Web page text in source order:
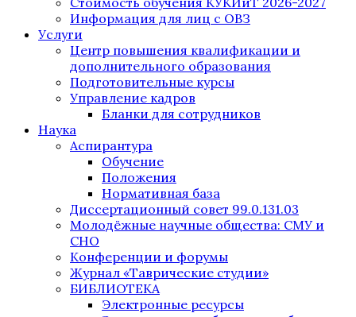
Информация для лиц с ОВЗ
Услуги
Центр повышения квалификации и
дополнительного образования
Подготовительные курсы
Управление кадров
Бланки для сотрудников
Наука
Аспирантура
Обучение
Положения
Нормативная база
Диссертационный совет 99.0.131.03
Молодёжные научные общества: СМУ и
СНО
Конференции и форумы
Журнал «Таврические студии»
БИБЛИОТЕКА
Электронные ресурсы